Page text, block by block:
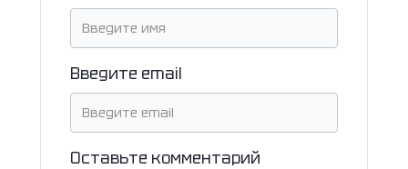
Введите email
Оставьте комментарий